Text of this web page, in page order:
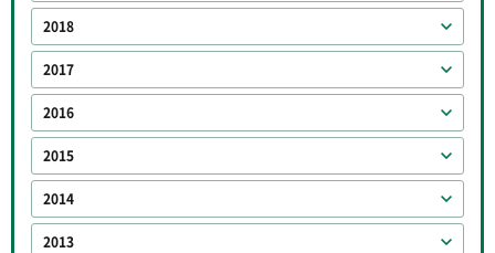
2018
2017
2016
2015
2014
2013